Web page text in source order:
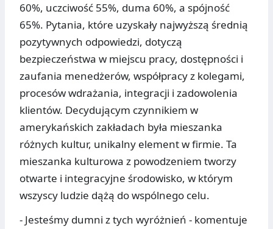
60%, uczciwość 55%, duma 60%, a spójność
65%. Pytania, które uzyskały najwyższą średnią
pozytywnych odpowiedzi, dotyczą
bezpieczeństwa w miejscu pracy, dostępności i
zaufania menedżerów, współpracy z kolegami,
procesów wdrażania, integracji i zadowolenia
klientów. Decydującym czynnikiem w
amerykańskich zakładach była mieszanka
różnych kultur, unikalny element w firmie. Ta
mieszanka kulturowa z powodzeniem tworzy
otwarte i integracyjne środowisko, w którym
wszyscy ludzie dążą do wspólnego celu.
- Jesteśmy dumni z tych wyróżnień - komentuje